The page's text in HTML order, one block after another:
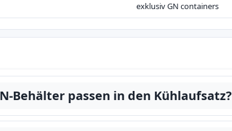
exklusiv GN containers
Behälter passen in den Kühlaufsatz?